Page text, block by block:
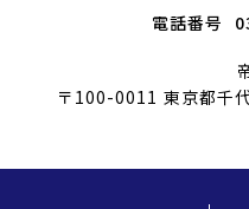
電話番号
〒100-0011 東京都千